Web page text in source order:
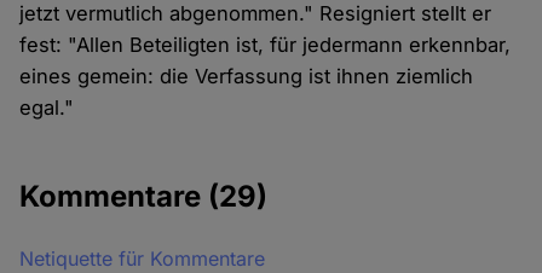
jetzt vermutlich abgenommen." Resigniert stellt er
fest: "Allen Beteiligten ist, für jedermann erkennbar,
eines gemein: die Verfassung ist ihnen ziemlich
egal."
Kommentare (29)
Netiquette für Kommentare